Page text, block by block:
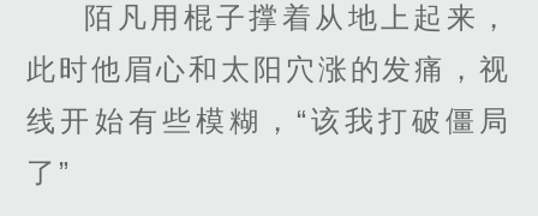
陌凡用棍子撑着从地上起来，
此时他眉心和太阳穴涨的发痛，视
线开始有些模糊，“该我打破僵局
了”